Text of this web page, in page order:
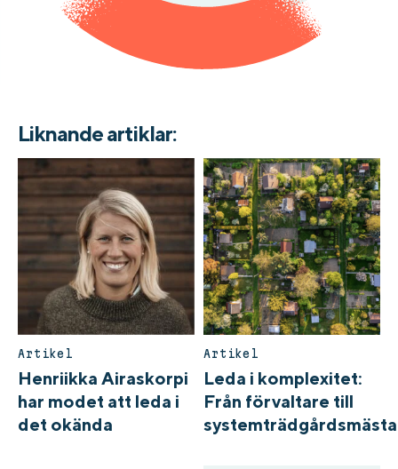
Liknande artiklar:
Artikel
Henriikka Airaskorpi
har modet att leda i
det okända
Artikel
Leda i komplexitet:
Från förvaltare till